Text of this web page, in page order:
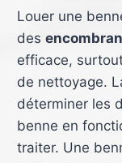
Louer une
des
efficace,
de nettoyage.
déterminer les
benne en
traiter. Une